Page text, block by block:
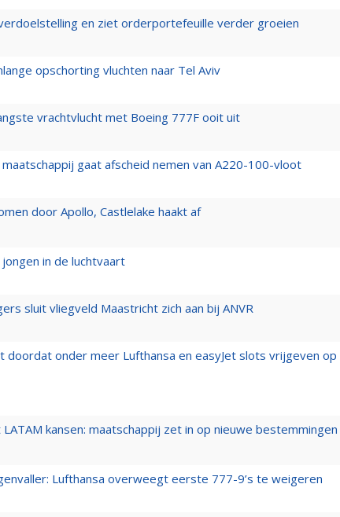
en ziet orderportefeuille verder groeien
opschorting vluchten naar Tel Aviv
vrachtvlucht met Boeing 777F ooit uit
maatschappij gaat afscheid nemen van A220-100-vloot
door Apollo, Castlelake haakt af
in de luchtvaart
sluit vliegveld Maastricht zich aan bij ANVR
doordat onder meer Lufthansa en easyJet slots vrijgeven op
kansen: maatschappij zet in op nieuwe bestemmingen
Lufthansa overweegt eerste 777-9’s te weigeren